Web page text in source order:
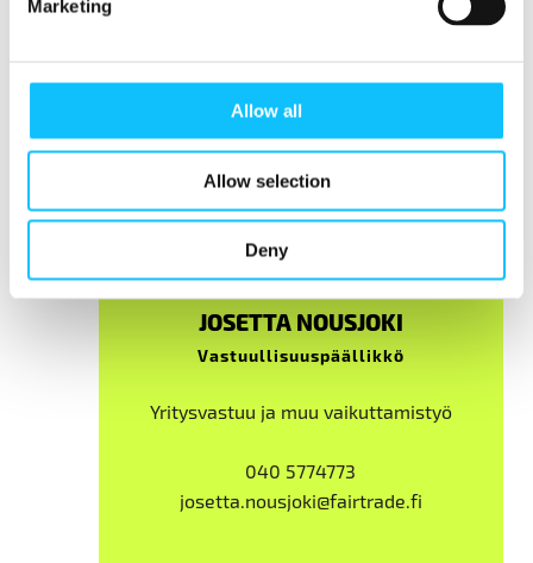
Marketing
Allow all
Allow selection
Deny
JOSETTA NOUSJOKI
Vastuullisuuspäällikkö
Yritysvastuu ja muu vaikuttamistyö
040 5774773
josetta.nousjoki@fairtrade.fi